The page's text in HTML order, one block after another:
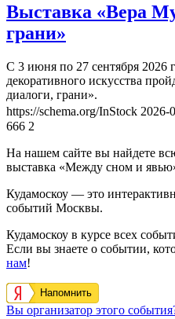
Выставка «Вера
грани»
С 3 июня по 27 сентября 2026
декоративного искусства
диалоги, грани».
https://schema.org/InStock 2026-
666 2
На нашем сайте вы найдете
выставка «Между сном и
Кудамоскоу — это
событий Москвы.
Кудамоскоу в курсе всех
Если вы знаете о событии,
нам!
Напомнить
Вы организатор этого